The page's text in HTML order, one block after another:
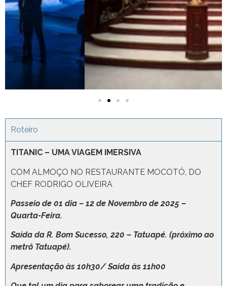
Roteiro
TITANIC – UMA VIAGEM IMERSIVA
COM ALMOÇO NO RESTAURANTE MOCOTÓ, DO
CHEF RODRIGO OLIVEIRA
Passeio de 01 dia – 12 de Novembro de 2025 –
Quarta-Feira.
Saída da R. Bom Sucesso, 220 – Tatuapé. (próximo ao
metrô Tatuapé).
Apresentação às 10h30/ Saída às 11h00